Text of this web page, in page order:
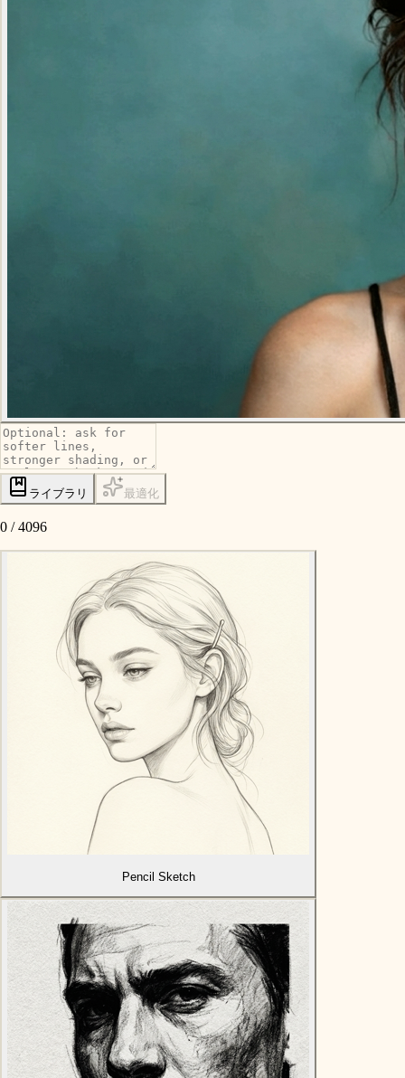
ライブラリ 最適化
0 /4096
Pencil Sketch